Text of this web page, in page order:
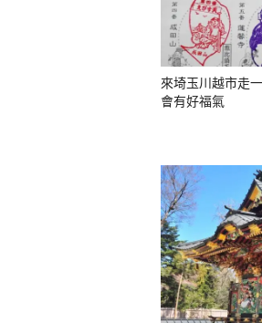
來埼玉川越市走
會有好福氣